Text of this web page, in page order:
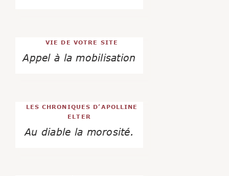
VIE DE VOTRE SITE
Appel à la mobilisation
LES CHRONIQUES D’APOLLINE
ELTER
Au diable la morosité.